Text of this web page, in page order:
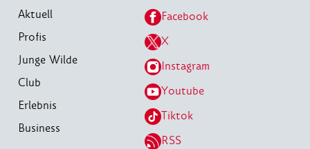
Aktuell
Profis
Junge Wilde
Club
Erlebnis
Business
Facebook
X
Instagram
Youtube
Tiktok
RSS